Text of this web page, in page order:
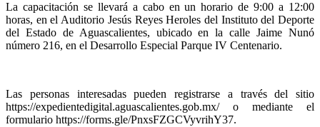
La capacitación se llevará a cabo en un horario de 9:00 a 12:00
horas, en el Auditorio Jesús Reyes Heroles del Instituto del Deporte
del Estado de Aguascalientes, ubicado en la calle Jaime Nunó
número 216, en el Desarrollo Especial Parque IV Centenario.
Las personas interesadas pueden registrarse a través del sitio
https://expedientedigital.aguascalientes.gob.mx/ o mediante el
formulario https://forms.gle/PnxsFZGCVyvrihY37.